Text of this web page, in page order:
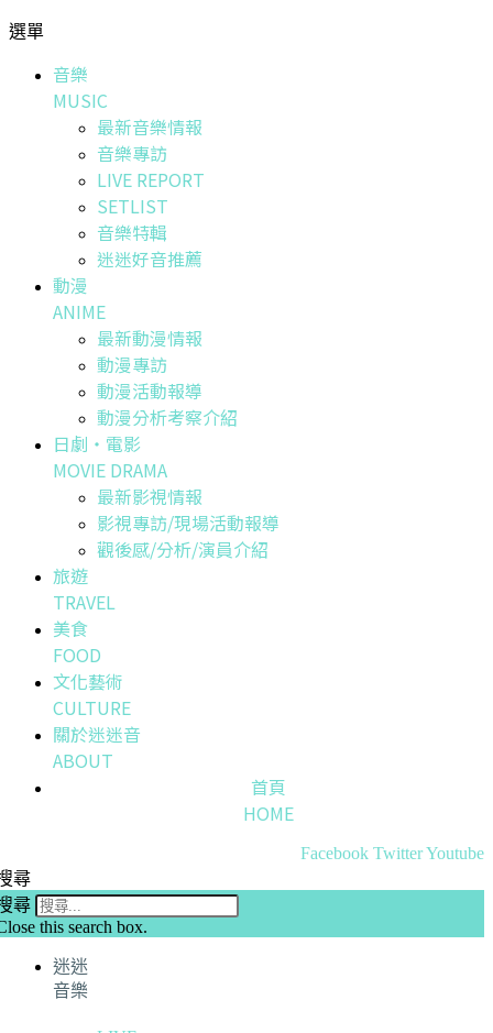
選單
音樂
MUSIC
最新音樂情報
音樂專訪
LIVE REPORT
SETLIST
音樂特輯
迷迷好音推薦
動漫
ANIME
最新動漫情報
動漫專訪
動漫活動報導
動漫分析考察介紹
日劇・電影
MOVIE DRAMA
最新影視情報
影視專訪/現場活動報導
觀後感/分析/演員介紹
旅遊
TRAVEL
美食
FOOD
文化藝術
CULTURE
關於迷迷音
ABOUT
首頁
HOME
Facebook TwitterYoutube
尋
尋
this search box.
迷迷
音樂